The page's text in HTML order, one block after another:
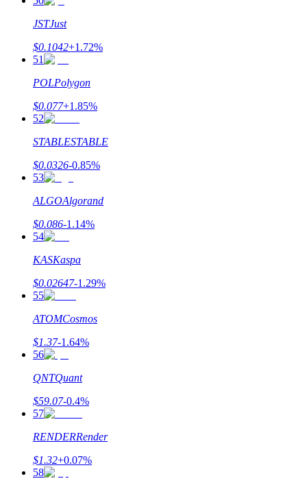
JSTJust
$0.1042+1.72%
51
POLPolygon
$0.077+1.85%
52
STABLESTABLE
$0.0326-0.85%
53
ALGOAlgorand
$0.086-1.14%
54
KASKaspa
$0.02647-1.29%
55
ATOMCosmos
$1.37-1.64%
56
QNTQuant
$59.07-0.4%
57
RENDERRender
$1.32+0.07%
58